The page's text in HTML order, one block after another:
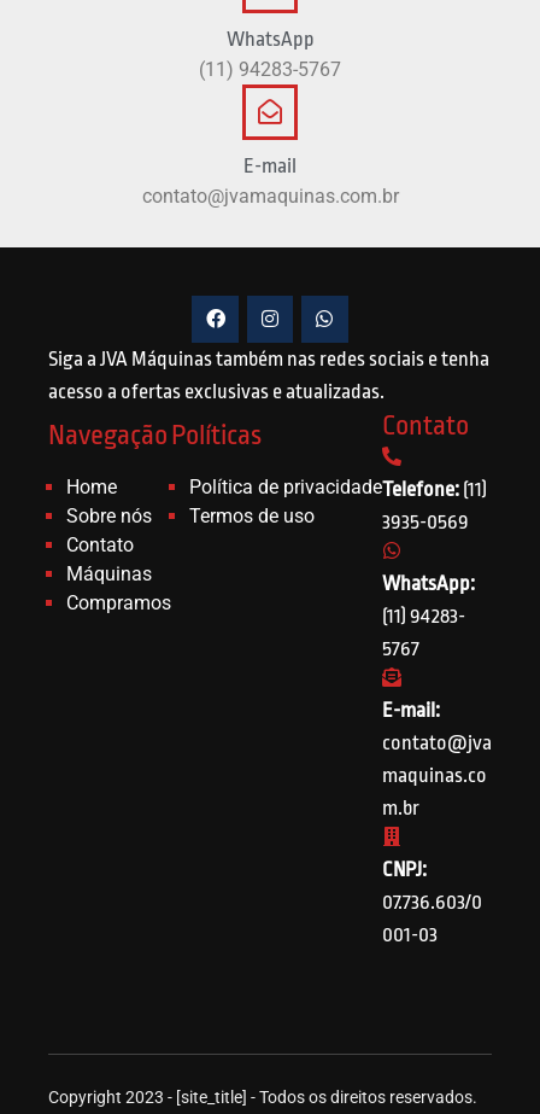
WhatsApp
(11) 94283-5767
E-mail
contato@jvamaquinas.com.br
Siga a JVA Máquinas também nas redes sociais e tenha
acesso a ofertas exclusivas e atualizadas.
Navegação
Home
Sobre nós
Contato
Máquinas
Compramos
Políticas
Política de privacidade
Termos de uso
Contato
Telefone: (11)
3935-0569
WhatsApp:
(11) 94283-
5767
E-mail:
contato@jva
maquinas.co
m.br
CNPJ:
07.736.603/0
001-03
Copyright 2023 - [site_title] - Todos os direitos reservados.